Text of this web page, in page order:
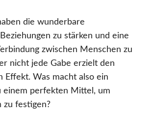
die wunderbare
zu stärken und eine
zwischen Menschen zu
nicht jede Gabe erzielt den
Effekt. Was macht also ein
einem perfekten Mittel, um
zu festigen?